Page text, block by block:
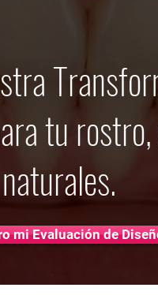
tu
naturales.
mi Evaluación de